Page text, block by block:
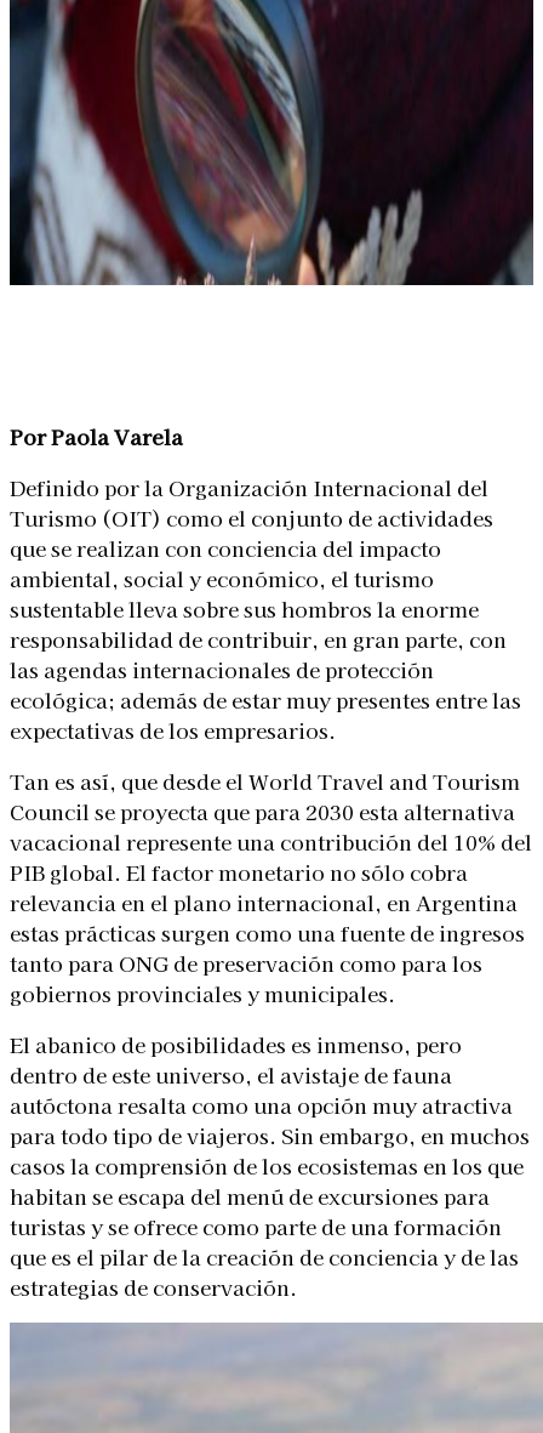
Por Paola Varela
Definido por la Organización Internacional del
Turismo (OIT) como el conjunto de actividades
que se realizan con conciencia del impacto
ambiental, social y económico, el turismo
sustentable lleva sobre sus hombros la enorme
responsabilidad de contribuir, en gran parte, con
las agendas internacionales de protección
ecológica; además de estar muy presentes entre las
expectativas de los empresarios.
Tan es así, que desde el World Travel and Tourism
Council se proyecta que para 2030 esta alternativa
vacacional represente una contribución del 10% del
PIB global. El factor monetario no sólo cobra
relevancia en el plano internacional, en Argentina
estas prácticas surgen como una fuente de ingresos
tanto para ONG de preservación como para los
gobiernos provinciales y municipales.
El abanico de posibilidades es inmenso, pero
dentro de este universo, el avistaje de fauna
autóctona resalta como una opción muy atractiva
para todo tipo de viajeros. Sin embargo, en muchos
casos la comprensión de los ecosistemas en los que
habitan se escapa del menú de excursiones para
turistas y se ofrece como parte de una formación
que es el pilar de la creación de conciencia y de las
estrategias de conservación.